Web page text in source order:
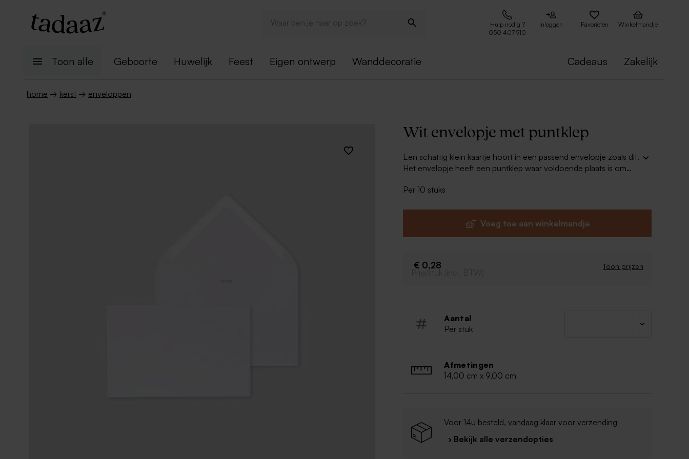
Hulp nodig ?
050 407 910
Inloggen Favorieten Winkelmandje
Toon alle Geboorte Huwelijk Feest Eigen ontwerp Wanddecoratie Cadeaus Zakelijk
home → kerst → enveloppen
Wit envelopje met puntklep
Een schattig klein kaartje hoort in een passend envelopje zoals dit.
Het envelopje heeft een puntklep waar voldoende plaats is om
adresetiket en je kaartje is helemaal af!
Per 10 stuks
Voeg toe aan winkelmandje
€ 0,28 Toon prijzen
Prijs/stuk (incl. BTW)
Aantal
Per stuk
Afmetingen
14,00 cm x 9,00 cm
Voor14u besteld,vandaag klaar voor verzending
› Bekijk alle verzendopties